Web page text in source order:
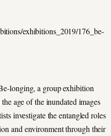
exhibitions_2019/176_be-
longing, a group exhibition
age of the inundated images
investigate the entangled roles
and environment through their